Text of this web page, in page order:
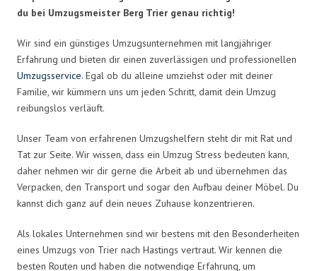
du bei Umzugsmeister Berg Trier genau richtig!
Wir sind ein günstiges Umzugsunternehmen mit langjähriger
Erfahrung und bieten dir einen zuverlässigen und professionellen
Umzugsservice. Egal ob du alleine umziehst oder mit deiner
Familie, wir kümmern uns um jeden Schritt, damit dein Umzug
reibungslos verläuft.
Unser Team von erfahrenen Umzugshelfern steht dir mit Rat und
Tat zur Seite. Wir wissen, dass ein Umzug Stress bedeuten kann,
daher nehmen wir dir gerne die Arbeit ab und übernehmen das
Verpacken, den Transport und sogar den Aufbau deiner Möbel. Du
kannst dich ganz auf dein neues Zuhause konzentrieren.
Als lokales Unternehmen sind wir bestens mit den Besonderheiten
eines Umzugs von Trier nach Hastings vertraut. Wir kennen die
besten Routen und haben die notwendige Erfahrung, um